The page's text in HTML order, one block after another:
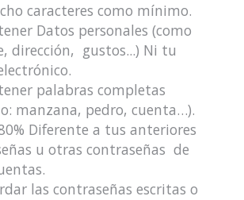
caracteres como mínimo.
Datos personales (como
dirección, gustos...) Ni tu
palabras completas
manzana, pedro, cuenta…).
Diferente a tus anteriores
u otras contraseñas de
las contraseñas escritas o